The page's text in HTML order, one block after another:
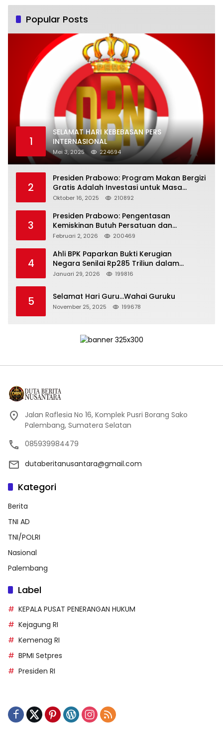
Popular Posts
1
SELAMAT HARI KEBEBASAN PERS
INTERNASIONAL
Mei 3, 2025 224694
2
Presiden Prabowo: Program Makan Bergizi
Gratis Adalah Investasi untuk Masa
Depan Bangsa
Oktober 16, 2025 210892
3
Presiden Prabowo: Pengentasan
Kemiskinan Butuh Persatuan dan
Kepemimpinan yang Bertanggung Jawab
Februari 2, 2026 200469
4
Ahli BPK Paparkan Bukti Kerugian
Negara Senilai Rp285 Triliun dalam
Persidangan Korupsi PT Pertamina
Januari 29, 2026 199816
5 Selamat Hari Guru…Wahai Guruku
November 25, 2025 199678
Jalan Raflesia No 16, Komplek Pusri Borang Sako
Palembang, Sumatera Selatan
085939984479
dutaberitanusantara@gmail.com
Kategori
Berita
TNI AD
TNI/POLRI
Nasional
Palembang
Label
KEPALA PUSAT PENERANGAN HUKUM
Kejagung RI
Kemenag RI
BPMI Setpres
Presiden RI